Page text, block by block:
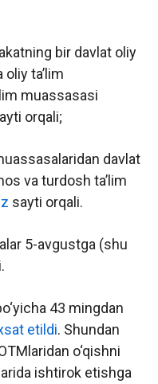
bir davlat oliy
ta’lim
muassasasi
orqali;
davlat
va turdosh ta’lim
sayti orqali.
5-avgustga (shu
43 mingdan
etildi. Shundan
o‘qishni
ishtirok etishga